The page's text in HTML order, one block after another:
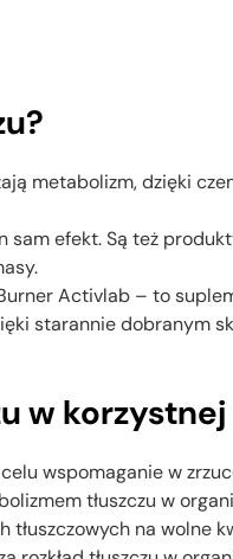
metabolizm, dzięki
sam efekt. Są też
Activlab – to
starannie dobranym
w
wspomaganie w
tłuszczu w
na wolne